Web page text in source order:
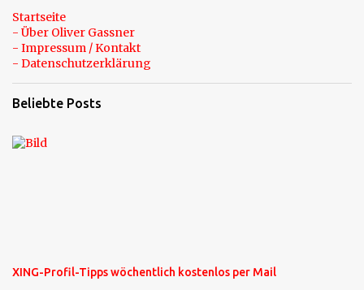
Startseite
- Über Oliver Gassner
- Impressum / Kontakt
- Datenschutzerklärung
Beliebte Posts
XING-Profil-Tipps wöchentlich kostenlos per Mail